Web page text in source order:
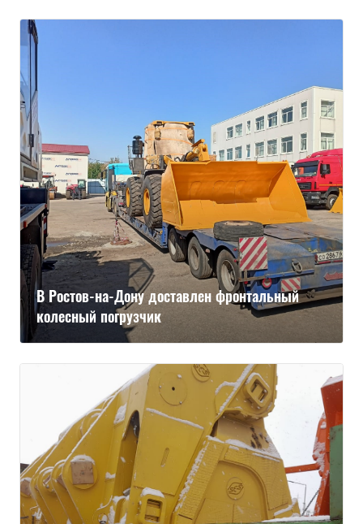
В Ростов-на-Дону доставлен фронтальный
колесный погрузчик